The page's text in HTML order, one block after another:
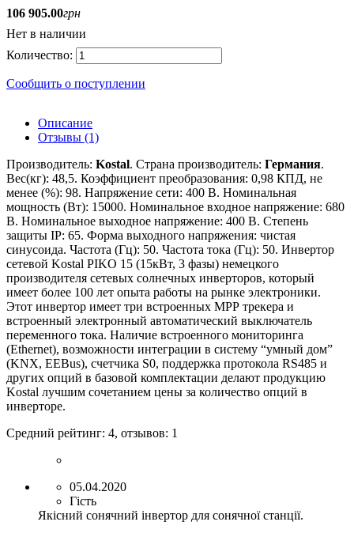
106 905.00грн
Нет в наличии
Сообщить о поступлении
Описание
Отзывы (1)
Производитель: Kostal. Страна производитель: Германия.
Вес(кг): 48,5. Коэффициент преобразования: 0,98 КПД, не
менее (%): 98. Напряжение сети: 400 В. Номинальная
мощность (Вт): 1 5000. Номинальное входное напряжение: 680
В. Номинальное выходное напряжение: 400 В. Степень
защиты IP: 65. Форма выходного напряжения: чистая
синусоида. Частота (Гц): 50. Частота тока (Гц): 50. Инвертор
сетевой Kostal PIKO 1 5 (1 5кВт, 3 фазы) немецкого
производителя сетевых солнечных инверторов, который
имеет более 100 лет опыта работы на рынке электроники.
Этот инвертор имеет три встроенных МРР трекера и
встроенный электронный автоматический выключатель
переменного тока. Наличие встроенного мониторинга
(Ethernet), возможности интеграции в систему “умный дом”
(KNX, EEBus), счетчика S0, поддержка протокола RS485 и
других опций в базовой комплектации делают продукцию
Kostal лучшим сочетанием цены за количество опций в
инверторе.
Средний рейтинг: 4, отзывов: 1
05.04.2020
Гість
Якісний сонячний інвертор для сонячної станції.